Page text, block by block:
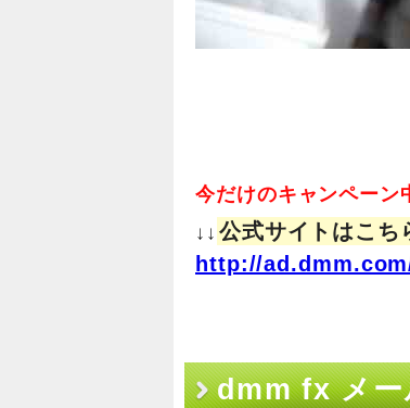
今だけのキャンペーン
↓↓ 公式サイトはこち
http://
dmm fx メー